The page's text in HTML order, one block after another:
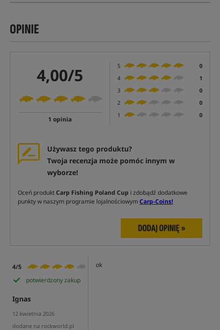
OPINIE
4,00/5
1 opinia
5
0
4
1
3
0
2
0
1
0
Używasz tego produktu?
Twoja recenzja może pomóc innym w
wyborze!
Oceń produktCarp Fishing Poland Cup i zdobądź dodatkowe
punkty w naszym programie lojalnościowymCarp-Coins!
DODAJ OPINIĘ »
4/5
potwierdzony zakup
Ignas
12 kwietnia 2026
dodane na rockworld.pl
ok